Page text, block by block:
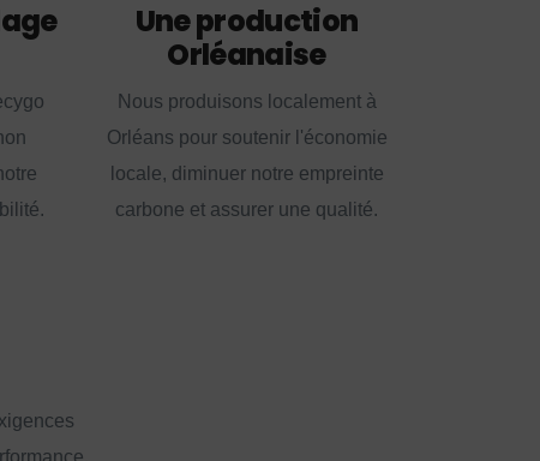
Une production
Orléanaise
Nous produisons localement à
Orléans pour soutenir l'économie
locale, diminuer notre empreinte
carbone et assurer une qualité.